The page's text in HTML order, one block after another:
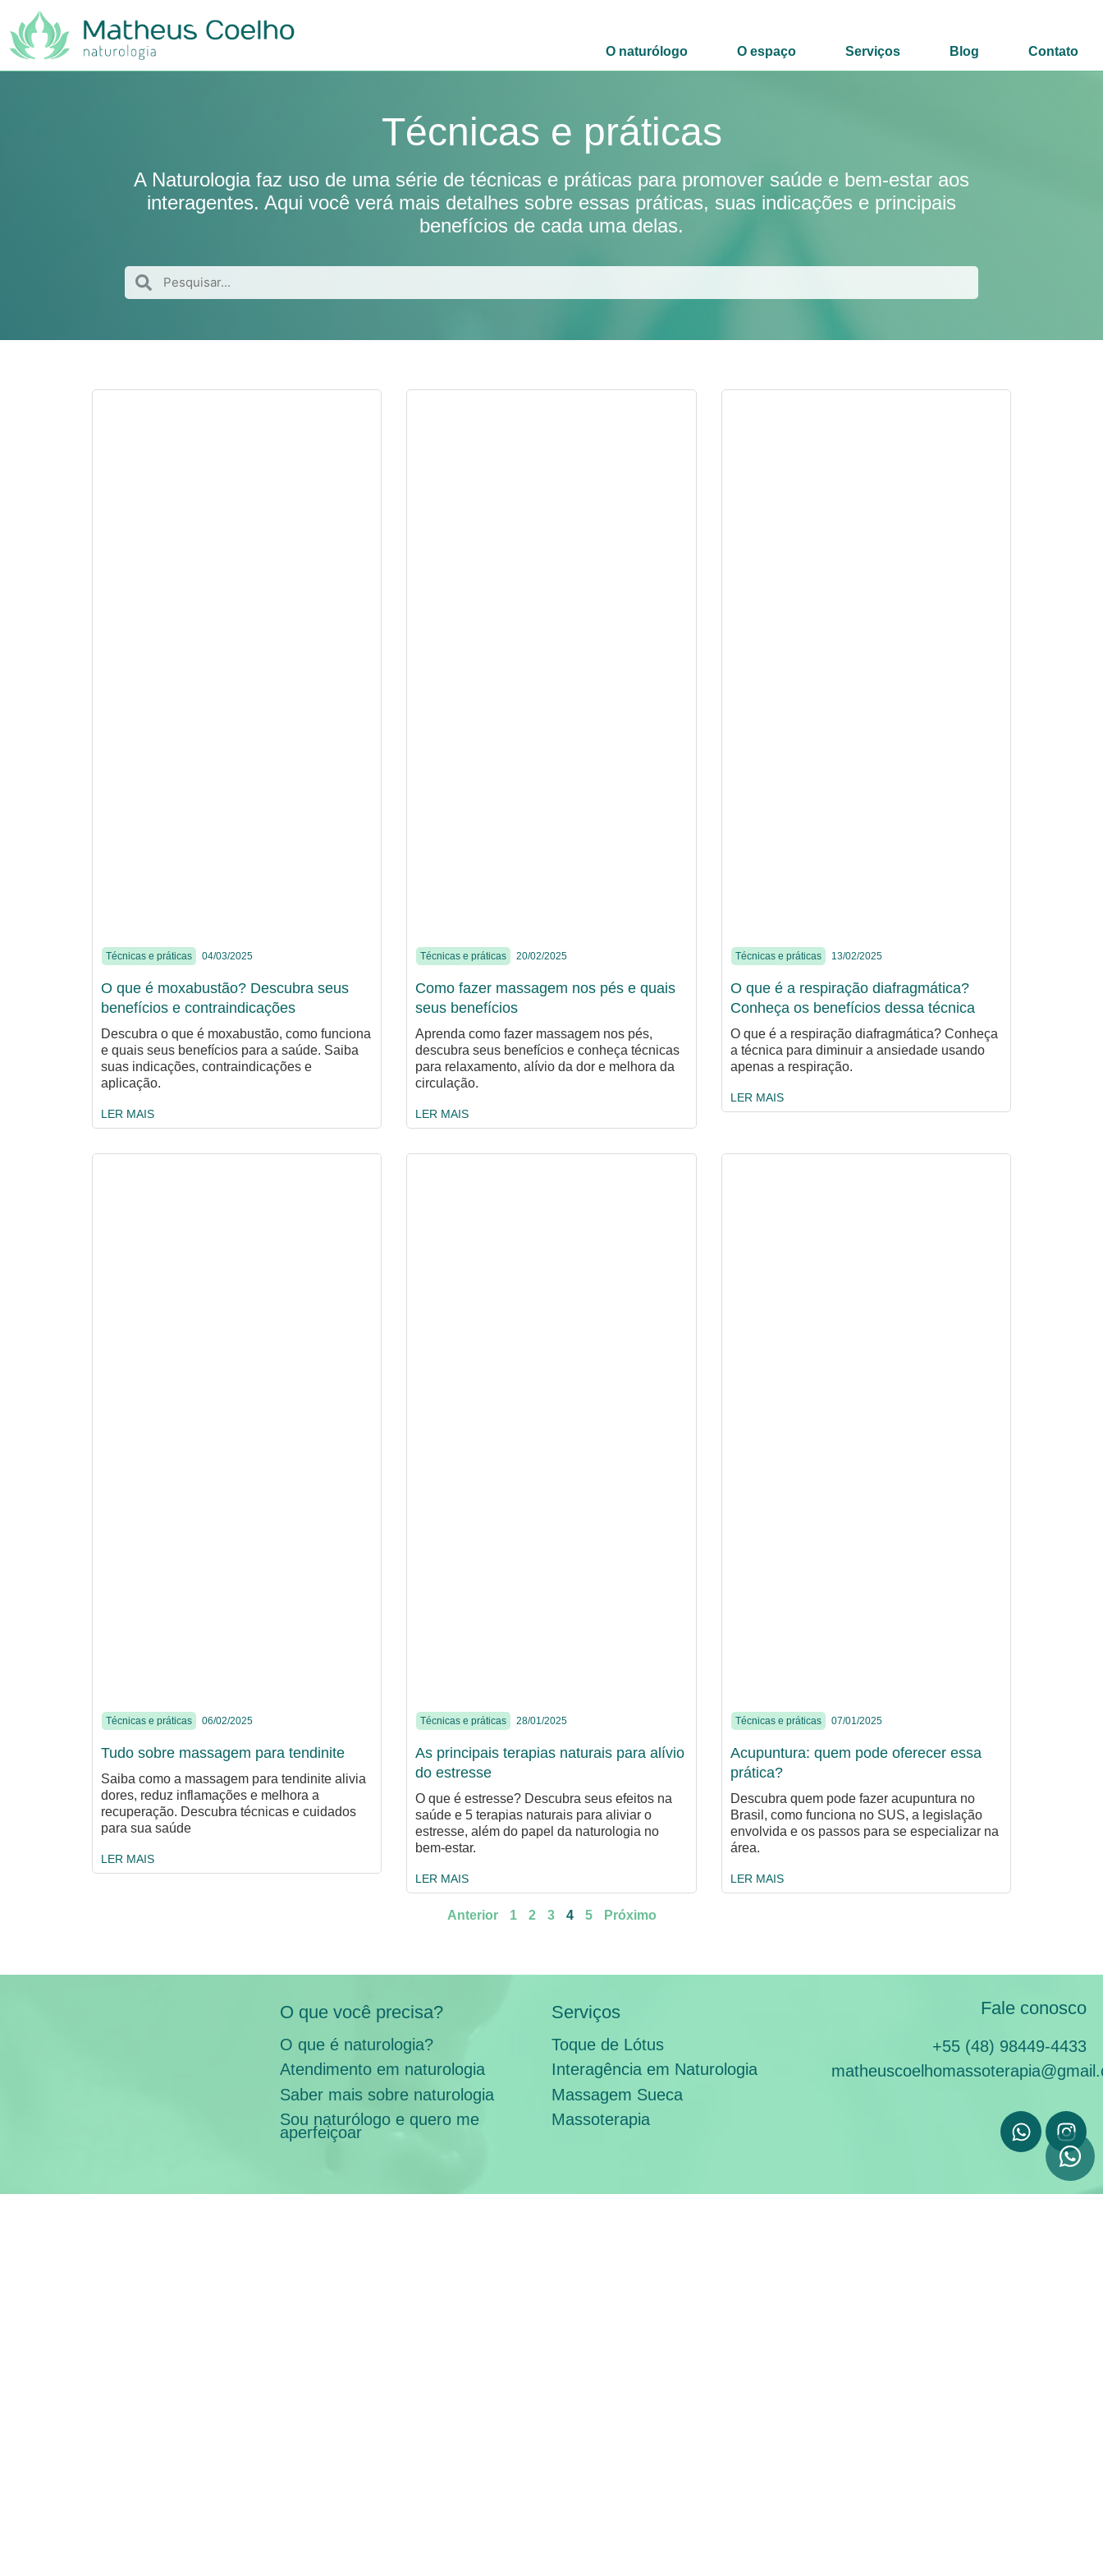
O naturólogo O espaço Serviços Blog Contato
Técnicas e práticas
A Naturologia faz uso de uma série de técnicas e práticas para promover saúde e bem-estar aos
interagentes. Aqui você verá mais detalhes sobre essas práticas, suas indicações e principais
benefícios de cada uma delas.
Técnicas e práticas 04/03/2025
O que é moxabustão? Descubra seus
benefícios e contraindicações
Descubra o que é moxabustão, como funciona
e quais seus benefícios para a saúde. Saiba
suas indicações, contraindicações e
aplicação.
LER MAIS
Técnicas e práticas 20/02/2025
Como fazer massagem nos pés e quais
seus benefícios
Aprenda como fazer massagem nos pés,
descubra seus benefícios e conheça técnicas
para relaxamento, alívio da dor e melhora da
circulação.
LER MAIS
Técnicas e práticas 13/02/2025
O que é a respiração diafragmática?
Conheça os benefícios dessa técnica
O que é a respiração diafragmática? Conheça
a técnica para diminuir a ansiedade usando
apenas a respiração.
LER MAIS
Técnicas e práticas 06/02/2025
Tudo sobre massagem para tendinite
Saiba como a massagem para tendinite alivia
dores, reduz inflamações e melhora a
recuperação. Descubra técnicas e cuidados
para sua saúde
LER MAIS
Técnicas e práticas 28/01/2025
As principais terapias naturais para alívio
do estresse
O que é estresse? Descubra seus efeitos na
saúde e 5 terapias naturais para aliviar o
estresse, além do papel da naturologia no
bem-estar.
LER MAIS
Técnicas e práticas 07/01/2025
Acupuntura: quem pode oferecer essa
prática?
Descubra quem pode fazer acupuntura no
Brasil, como funciona no SUS, a legislação
envolvida e os passos para se especializar na
área.
LER MAIS
Anterior 1 2 3 4 5 Próximo
O que você precisa?
O que é naturologia?
Atendimento em naturologia
Saber mais sobre naturologia
Sou naturólogo e quero me
aperfeiçoar
Serviços
Toque de Lótus
Interagência em Naturologia
Massagem Sueca
Massoterapia
Fale conosco
+55 (48) 98449-4433